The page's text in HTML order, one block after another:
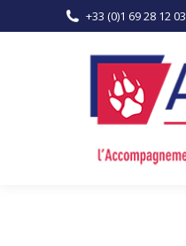
+33 (0)1 69 28 12 03